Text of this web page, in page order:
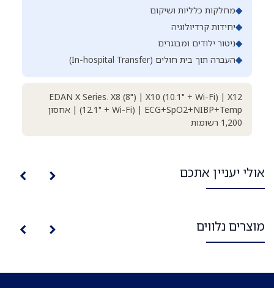
◆מחלקות כלליות ושיקום
◆יחידות קרדיולוגיה
◆ניטור ילודים ומבוגרים
◆העברה תוך בית חולים (In-hospital Transfer)
EDAN X Series. X8 (8") | X10 (10.1" + Wi-Fi) | X12
(12.1" + Wi-Fi) | ECG+SpO2+NIBP+Temp | אחסון
1,200 רשומות
אולי יעניין אתכם
מוצרים נלווים